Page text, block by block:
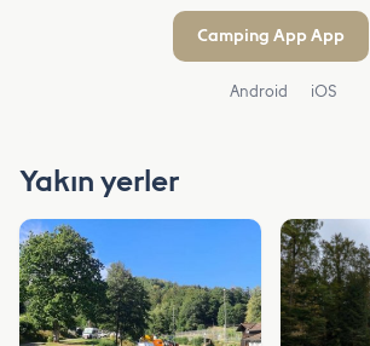
Camping App App
Android iOS
Yakın yerler